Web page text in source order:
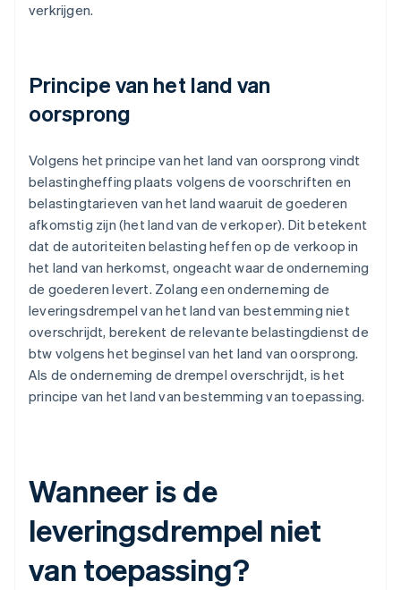
verkrijgen.
Principe van het land van
oorsprong
Volgens het principe van het land van oorsprong vindt
belastingheffing plaats volgens de voorschriften en
belastingtarieven van het land waaruit de goederen
afkomstig zijn (het land van de verkoper). Dit betekent
dat de autoriteiten belasting heffen op de verkoop in
het land van herkomst, ongeacht waar de onderneming
de goederen levert. Zolang een onderneming de
leveringsdrempel van het land van bestemming niet
overschrijdt, berekent de relevante belastingdienst de
btw volgens het beginsel van het land van oorsprong.
Als de onderneming de drempel overschrijdt, is het
principe van het land van bestemming van toepassing.
Wanneer is de
leveringsdrempel niet
van toepassing?